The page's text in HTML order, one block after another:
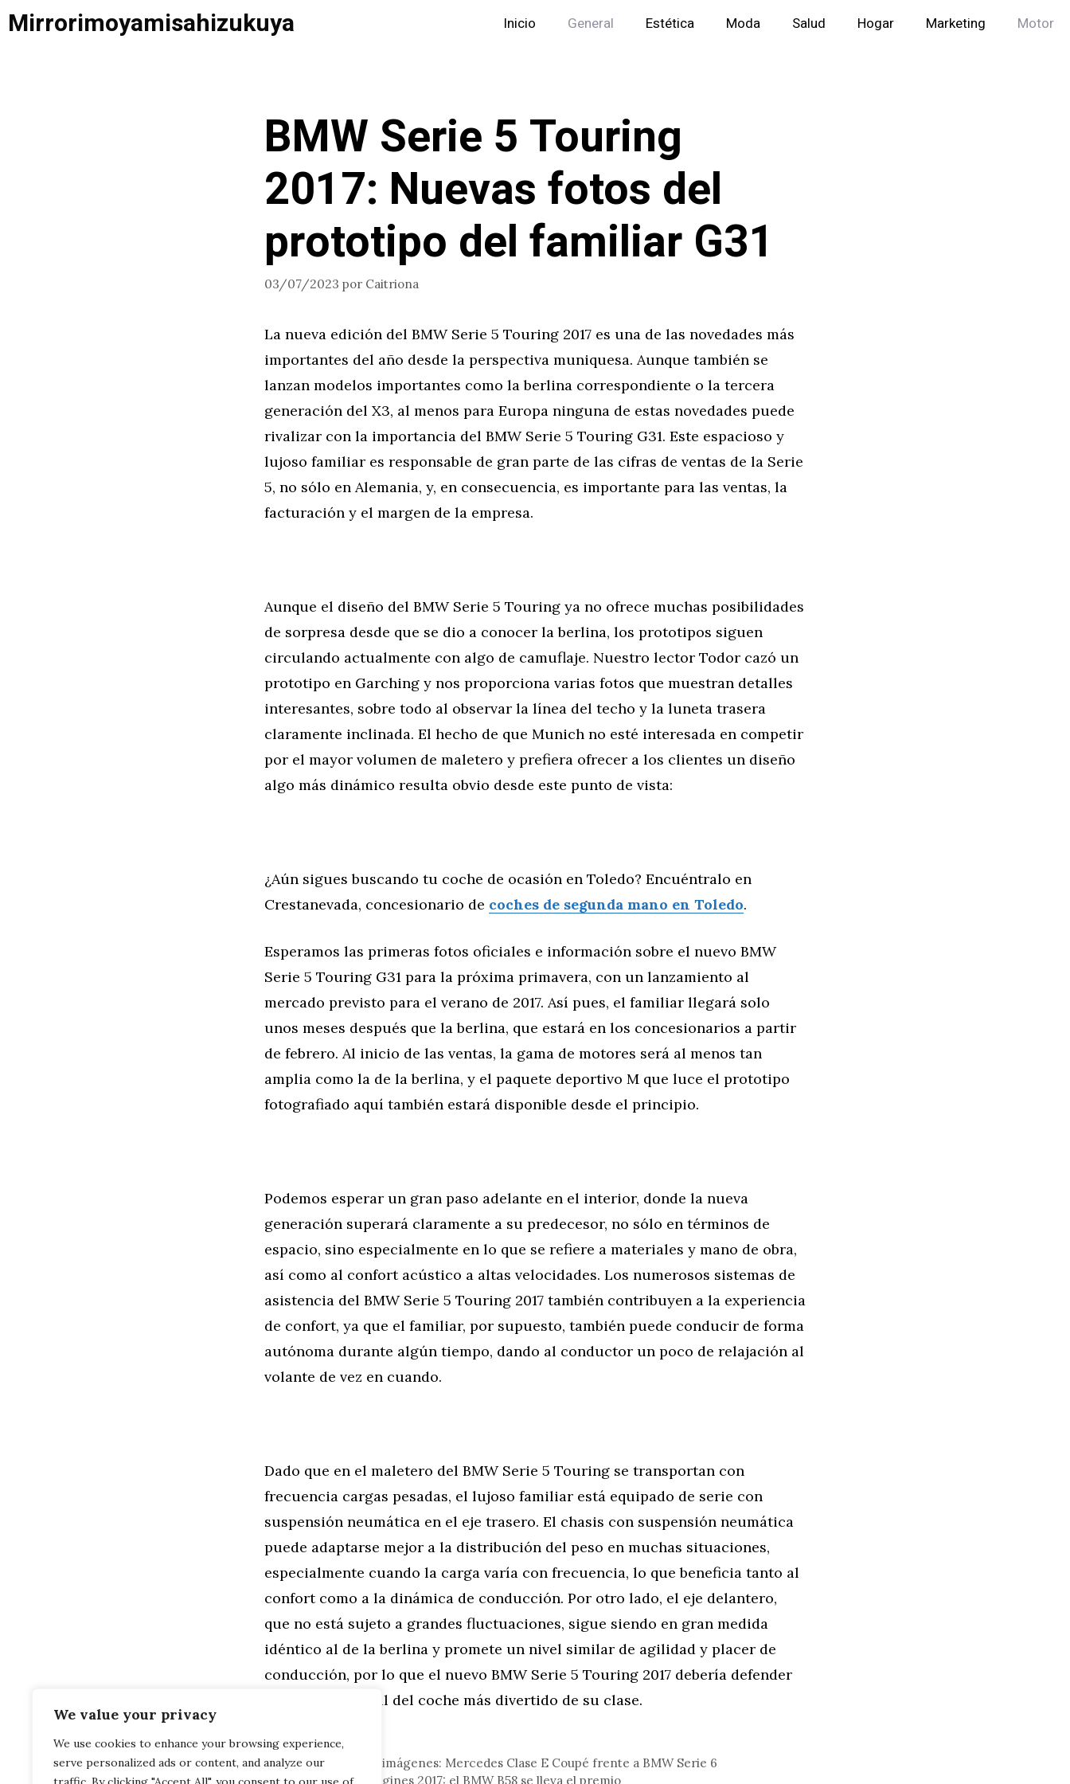
We value your privacy
We use cookies to enhance your browsing experience,
serve personalized ads or content, and analyze our
Saltar
alMirrorimoyamisahizukuya Inicio General Estética Moda Salud Hogar Marketing Motor
BMW Serie 5 Touring
2017: Nuevas fotos del
prototipo del familiar G31
03/07/2023 por Caitriona
La nueva edición del BMW Serie 5 Touring 2017 es una de las novedades más
importantes del año desde la perspectiva muniquesa. Aunque también se
lanzan modelos importantes como la berlina correspondiente o la tercera
generación del X3, al menos para Europa ninguna de estas novedades puede
rivalizar con la importancia del BMW Serie 5 Touring G31. Este espacioso y
lujoso familiar es responsable de gran parte de las cifras de ventas de la Serie
5, no sólo en Alemania, y, en consecuencia, es importante para las ventas, la
facturación y el margen de la empresa.
Aunque el diseño del BMW Serie 5 Touring ya no ofrece muchas posibilidades
de sorpresa desde que se dio a conocer la berlina, los prototipos siguen
circulando actualmente con algo de camuflaje. Nuestro lector Todor cazó un
prototipo en Garching y nos proporciona varias fotos que muestran detalles
interesantes, sobre todo al observar la línea del techo y la luneta trasera
claramente inclinada. El hecho de que Munich no esté interesada en competir
por el mayor volumen de maletero y prefiera ofrecer a los clientes un diseño
algo más dinámico resulta obvio desde este punto de vista:
¿Aún sigues buscando tu coche de ocasión en Toledo? Encuéntralo en
Crestanevada, concesionario de coches de segunda mano en Toledo.
Esperamos las primeras fotos oficiales e información sobre el nuevo BMW
Serie 5 Touring G31 para la próxima primavera, con un lanzamiento al
mercado previsto para el verano de 2017. Así pues, el familiar llegará solo
unos meses después que la berlina, que estará en los concesionarios a partir
de febrero. Al inicio de las ventas, la gama de motores será al menos tan
amplia como la de la berlina, y el paquete deportivo M que luce el prototipo
fotografiado aquí también estará disponible desde el principio.
Podemos esperar un gran paso adelante en el interior, donde la nueva
generación superará claramente a su predecesor, no sólo en términos de
espacio, sino especialmente en lo que se refiere a materiales y mano de obra,
así como al confort acústico a altas velocidades. Los numerosos sistemas de
asistencia del BMW Serie 5 Touring 2017 también contribuyen a la experiencia
de confort, ya que el familiar, por supuesto, también puede conducir de forma
autónoma durante algún tiempo, dando al conductor un poco de relajación al
volante de vez en cuando.
Dado que en el maletero del BMW Serie 5 Touring se transportan con
frecuencia cargas pesadas, el lujoso familiar está equipado de serie con
suspensión neumática en el eje trasero. El chasis con suspensión neumática
puede adaptarse mejor a la distribución del peso en muchas situaciones,
especialmente cuando la carga varía con frecuencia, lo que beneficia tanto al
confort como a la dinámica de conducción. Por otro lado, el eje delantero,
que no está sujeto a grandes fluctuaciones, sigue siendo en gran medida
idéntico al de la berlina y promete un nivel similar de agilidad y placer de
conducción, por lo que el nuevo BMW Serie 5 Touring 2017 debería defender
el título no oficial del coche más divertido de su clase.
Categorías
General,Motor
Comparación de imágenes: Mercedes Clase E Coupé frente a BMW Serie 6
Wards 10 Best Engines 2017: el BMW B58 se lleva el premio